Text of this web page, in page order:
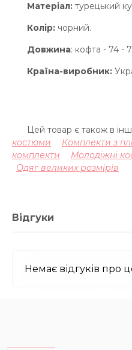
Матеріал: турецький
Колір: чорний.
Довжина: кофта - 74 -
Країна-виробник:
Цей товар є також в
костюми
Комплекти з
комплекти
Молодіжні
Одяг великих розмірів
Відгуки
Немає відгуків про